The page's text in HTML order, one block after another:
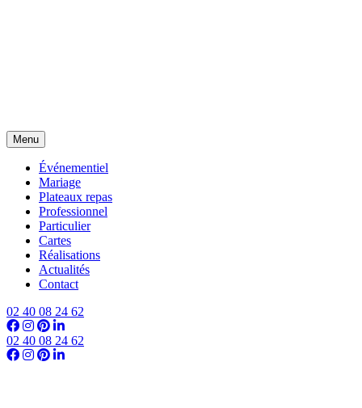
Menu
Événementiel
Mariage
Plateaux repas
Professionnel
Particulier
Cartes
Réalisations
Actualités
Contact
02 40 08 24 62
02 40 08 24 62